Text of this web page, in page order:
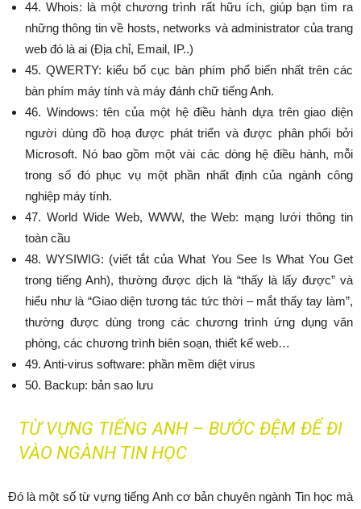
44. Whois: là một chương trình rất hữu ích, giúp bạn tìm ra
những thông tin về hosts, networks và administrator của trang
web đó là ai (Địa chỉ, Email, IP..)
45. QWERTY: kiểu bố cục bàn phím phổ biến nhất trên các
bàn phím máy tính và máy đánh chữ tiếng Anh.
46. Windows: tên của một hệ điều hành dựa trên giao diện
người dùng đồ hoạ được phát triển và được phân phối bởi
Microsoft. Nó bao gồm một vài các dòng hệ điều hành, mỗi
trong số đó phục vụ một phần nhất định của ngành công
nghiệp máy tính.
47. World Wide Web, WWW, the Web: mạng lưới thông tin
toàn cầu
48. WYSIWIG: (viết tắt của What You See Is What You Get
trong tiếng Anh), thường được dịch là “thấy là lấy được” và
hiểu như là “Giao diện tương tác tức thời – mắt thấy tay làm”,
thường được dùng trong các chương trình ứng dụng văn
phòng, các chương trình biên soạn, thiết kế web…
49. Anti-virus software: phần mềm diệt virus
50. Backup: bản sao lưu
TỪ VỰNG TIẾNG ANH – BƯỚC ĐỆM ĐỂ ĐI
VÀO NGÀNH TIN HỌC
Đó là một số từ vựng tiếng Anh cơ bản chuyên ngành Tin học mà